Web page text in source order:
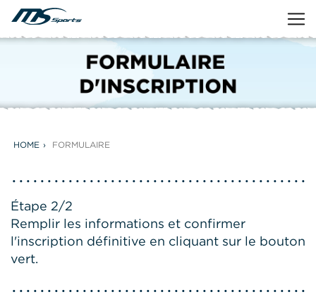
HOME FORMULAIRE
Étape 2/2
Remplir les informations et confirmer
l'inscription définitive en cliquant sur le bouton
vert.